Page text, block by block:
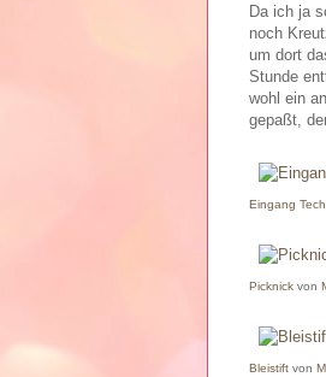
Da ich ja
noch
um dort
Stunde
wohl ein
gepaßt,
Eingang
Picknick von
Bleistift von